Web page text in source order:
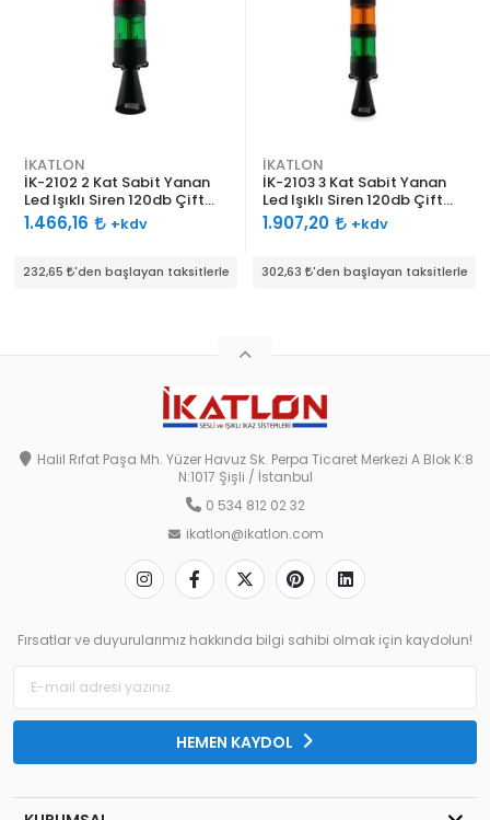
232,65 'den başlayan taksitlerle
İKATLON
İK-2102 2 Kat Sabit Yanan
Led Işıklı Siren 120db Çift
Ses Borulu
1.466,16 +kdv
302,63 'den başlayan taksitlerle
İKATLON
İK-2103 3 Kat Sabit Yanan
Led Işıklı Siren 120db Çift
Ses Borulu
1.907,20 +kdv
Halil Rıfat Paşa Mh. Yüzer Havuz Sk. Perpa Ticaret Merkezi A Blok K:8
N:1017 Şişli / İstanbul
0 534 812 02 32
ikatlon@ikatlon.com
Fırsatlar ve duyurularımız hakkında bilgi sahibi olmak için kaydolun!
HEMEN KAYDOL